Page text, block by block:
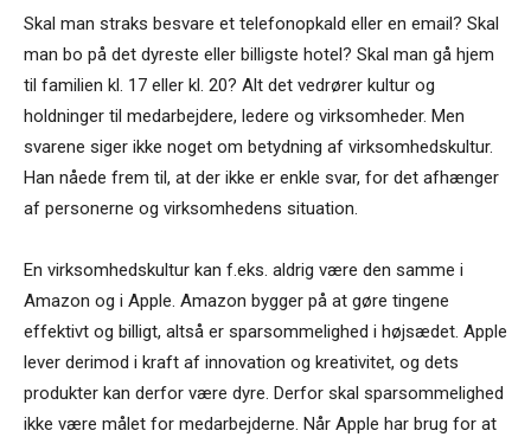
Skal man straks besvare et telefonopkald eller en email? Skal
man bo på det dyreste eller billigste hotel? Skal man gå hjem
til familien kl. 17 eller kl. 20? Alt det vedrører kultur og
holdninger til medarbejdere, ledere og virksomheder. Men
svarene siger ikke noget om betydning af virksomhedskultur.
Han nåede frem til, at der ikke er enkle svar, for det afhænger
af personerne og virksomhedens situation.
En virksomhedskultur kan f.eks. aldrig være den samme i
Amazon og i Apple. Amazon bygger på at gøre tingene
effektivt og billigt, altså er sparsommelighed i højsædet. Apple
lever derimod i kraft af innovation og kreativitet, og dets
produkter kan derfor være dyre. Derfor skal sparsommelighed
ikke være målet for medarbejderne. Når Apple har brug for at